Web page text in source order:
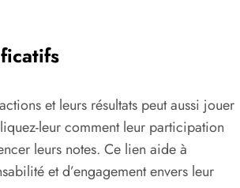
et leurs résultats peut aussi jouer
leur comment leur participation
leurs notes. Ce lien aide à
et d’engagement envers leur